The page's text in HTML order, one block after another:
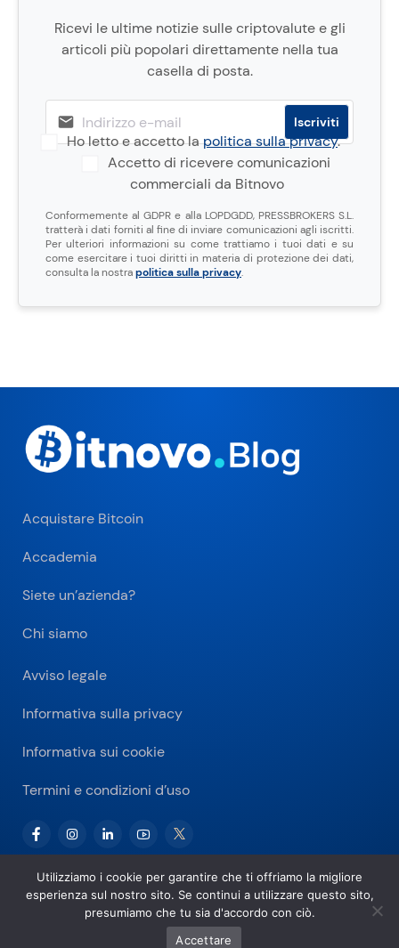
Ricevi le ultime notizie sulle criptovalute e gli
articoli più popolari direttamente nella tua
casella di posta.
Ho letto e accetto lapolitica sulla privacy.
Accetto di ricevere comunicazioni
commerciali da Bitnovo
Conformemente al GDPR e alla LOPDGDD, PRESSBROKERS S.L.
tratterà i dati forniti al fine di inviare comunicazioni agli iscritti.
Per ulteriori informazioni su come trattiamo i tuoi dati e su
come esercitare i tuoi diritti in materia di protezione dei dati,
consulta la nostrapolitica sulla privacy.
Acquistare Bitcoin
Accademia
Siete un’azienda?
Chi siamo
Avviso legale
Informativa sulla privacy
Informativa sui cookie
Termini e condizioni d’uso
Copyright © 2026 Bitnovo.com
Utilizziamo i cookie per garantire che ti offriamo la migliore
esperienza sul nostro sito. Se continui a utilizzare questo sito,
presumiamo che tu sia d'accordo con ciò.
Accettare